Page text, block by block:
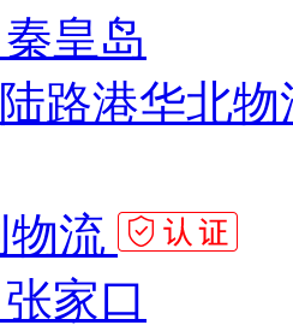
皇岛
路港华北
物流
家口